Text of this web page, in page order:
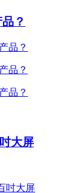
？
大屏